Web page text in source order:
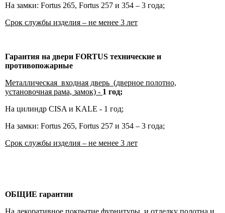
На замки: Fortus 265, Fortus 257 и 354 – 3 года;
Срок службы изделия – не менее 3 лет
Гарантия на двери FORTUS технические и
противопожарные
Металлическая входная дверь (дверное полотно,
установочная рама, замок) - 1 год;
На цилиндр CISA и KALE - 1 год;
На замки: Fortus 265, Fortus 257 и 354 – 3 года;
Срок службы изделия – не менее 3 лет
ОБЩИЕ гарантии
На декоративное покрытие фурнитуры и отделку полотна и